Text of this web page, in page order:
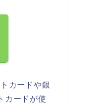
カードや銀
カードが使